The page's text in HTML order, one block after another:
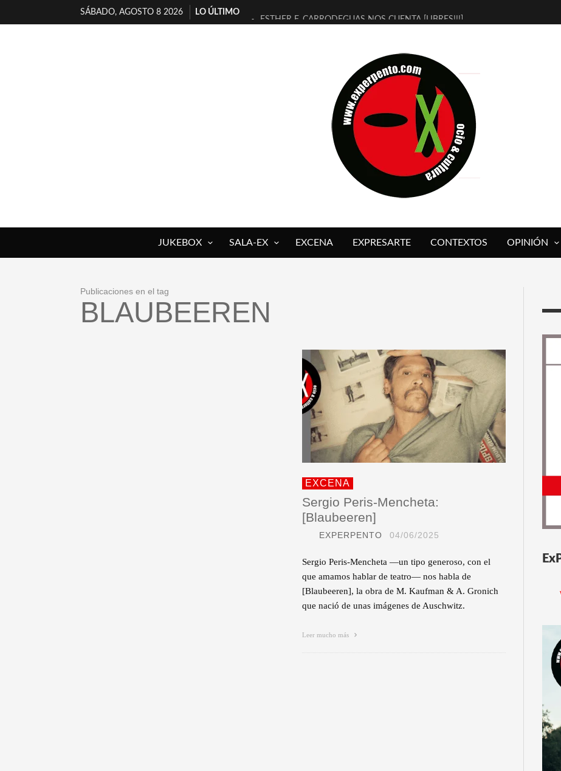
SÁBADO, AGOSTO 8 2026
LO ÚLTIMO
ESTHER F. CARRODEGUAS NOS CUENTA [LIBRES!!!]
[ELECTRA JONDA] DE JUAN GUERRERO ZAMORA
TIMBRE 4, LA ESCUELA DEL DIRECTOR TEATRAL CLAUDIO TOLCACHIR
30 AÑOS (NO ES NADA) DE LA KATARSIS DEL TOMATAZO
MILITARES JUDÍAS EN #EXVITA
D’BALDOMEROS REINVENTAN [BITÁCORA 3.0] EN EXVITA
MARSHALL FLASH PRESENTA EN EXVITA [RELATIVA SENCILLEZ]
JOFRE BARDAGÍ EN EXVITA INTERPRETANDO A SERRAT
JUKEBOX SALA-EX EXCENA EXPRESARTE CONTEXTOS OPINIÓN
Publicaciones en el tag
BLAUBEEREN
EXCENA
Sergio Peris-Mencheta:
[Blaubeeren]
EXPERPENTO 04/06/2025
Sergio Peris-Mencheta —un tipo generoso, con el
que amamos hablar de teatro— nos habla de
[Blaubeeren], la obra de M. Kaufman & A. Gronich
que nació de unas imágenes de Auschwitz.
Leer mucho más